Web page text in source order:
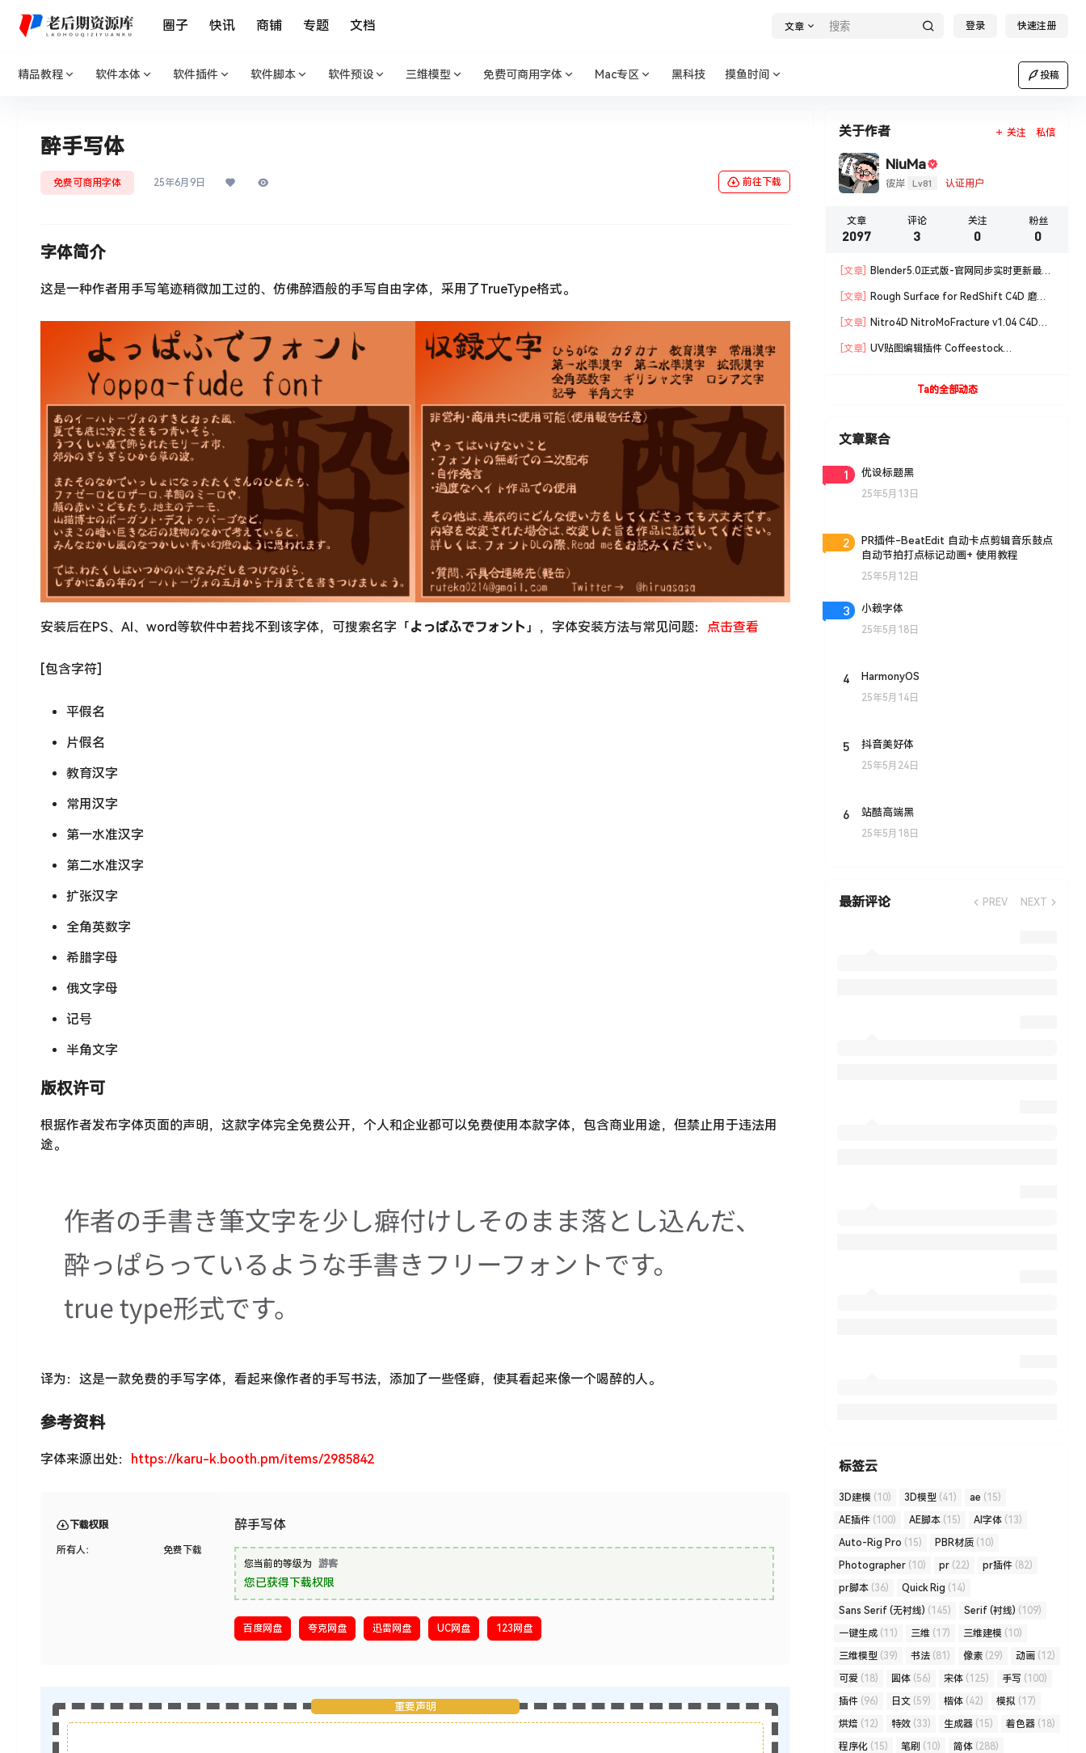
圈子 快讯 商铺 专题 文档 文章 登录 快速注册
精品教程 软件本体 软件插件 软件脚本 软件预设 三维模型 免费可商用字体 Mac专区 黑科技 摸鱼时间 投稿
醉手写体
免费可商用字体 25年6月9日 前往下载
字体简介
这是一种作者用手写笔迹稍微加工过的、仿佛醉酒般的手写自由字体，采用了TrueType格式。
安装后在PS、AI、word等软件中若找不到该字体，可搜索名字「よっぱふでフォント」，字体安装方法与常见问题： 点击查看
[包含字符]
平假名
片假名
教育汉字
常用汉字
第一水准汉字
第二水准汉字
扩张汉字
全角英数字
希腊字母
俄文字母
记号
半角文字
版权许可
根据作者发布字体页面的声明，这款字体完全免费公开，个人和企业都可以免费使用本款字体，包含商业用途，但禁止用于违法用
途。
译为：这是一款免费的手写字体，看起来像作者的手写书法，添加了一些怪癖，使其看起来像一个喝醉的人。
参考资料
字体来源出处： https://karu-k.booth.pm/items/2985842
下载权限
所有人： 免费下载
醉手写体
您当前的等级为 游客
您已获得下载权限
百度网盘 夸克网盘 迅雷网盘 UC网盘 123网盘
重要声明
关于作者 关注 私信
NiuMa
彼岸 Lv81 认证用户
文章
2097
评论
3
关注
0
粉丝
0
[文章]
Blender5.0正式版-官网同步实时更新最新
[文章]
Rough Surface for RedShift C4D 磨损
[文章]
Nitro4D NitroMoFracture v1.04 C4D插
[文章]
UV贴图编辑插件 Coffeestock
Ta的全部动态
文章聚合
1 优设标题黑
25年5月13日
2
PR插件-BeatEdit 自动卡点剪辑音乐鼓点
自动节拍打点标记动画+ 使用教程
25年5月12日
3 小赖字体
25年5月18日
4 HarmonyOS
25年5月14日
5 抖音美好体
25年5月24日
6 站酷高端黑
25年5月18日
最新评论 PREV NEXT
标签云
3D建模 (10) 3D模型 (41) ae (15)
AE插件 (100) AE脚本 (15) AI字体 (13)
Auto-Rig Pro (15) PBR材质 (10)
Photographer (10) pr (22) pr插件 (82)
pr脚本 (36) Quick Rig (14)
Sans Serif (无衬线) (145) Serif (衬线) (109)
一键生成 (11) 三维 (17) 三维建模 (10)
三维模型 (39) 书法 (81) 像素 (29) 动画 (12)
可爱 (18) 圆体 (56) 宋体 (125) 手写 (100)
插件 (96) 日文 (59) 楷体 (42) 模拟 (17)
烘焙 (12) 特效 (33) 生成器 (15) 着色器 (18)
程序化 (15) 笔刷 (10) 简体 (288)